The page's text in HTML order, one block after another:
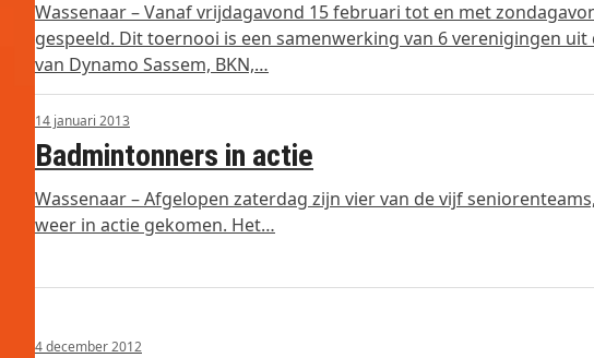
Wassenaar – Vanaf vrijdagavond 15 februari tot en met
gespeeld. Dit toernooi is een samenwerking van 6 verenigingen
van Dynamo Sassem, BKN,…
14 januari 2013
Badmintonners in actie
Wassenaar – Afgelopen zaterdag zijn vier van de vijf
weer in actie gekomen. Het…
4 december 2012